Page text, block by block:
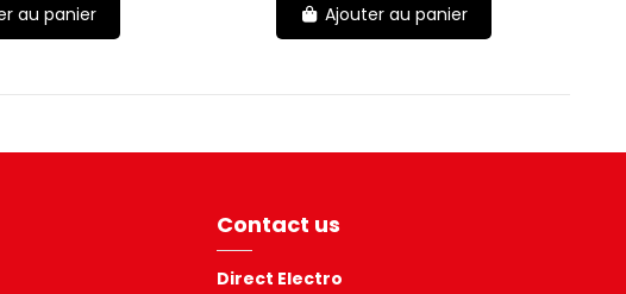
au panier Ajouter au panier
Contact us
Direct Electro